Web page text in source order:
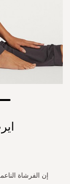
galleryإن الفرشاة